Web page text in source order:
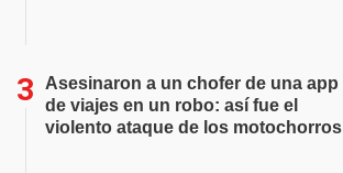
Asesinaron a un chofer de una app
de viajes en un robo: así fue el
violento ataque de los motochorros